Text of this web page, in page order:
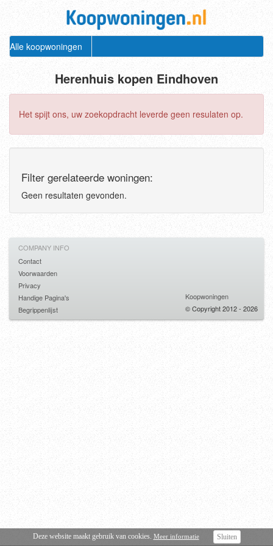
Alle koopwoningen
Herenhuis kopen Eindhoven
Het spijt ons, uw zoekopdracht leverde geen resulaten op.
Filter gerelateerde woningen:
Geen resultaten gevonden.
Deze website maakt gebruik van cookies. Meer informatie Sluiten
COMPANY INFO
Contact
Voorwaarden
Privacy
Handige Pagina's
Begrippenlijst
Koopwoningen
© Copyright 2012 - 2026